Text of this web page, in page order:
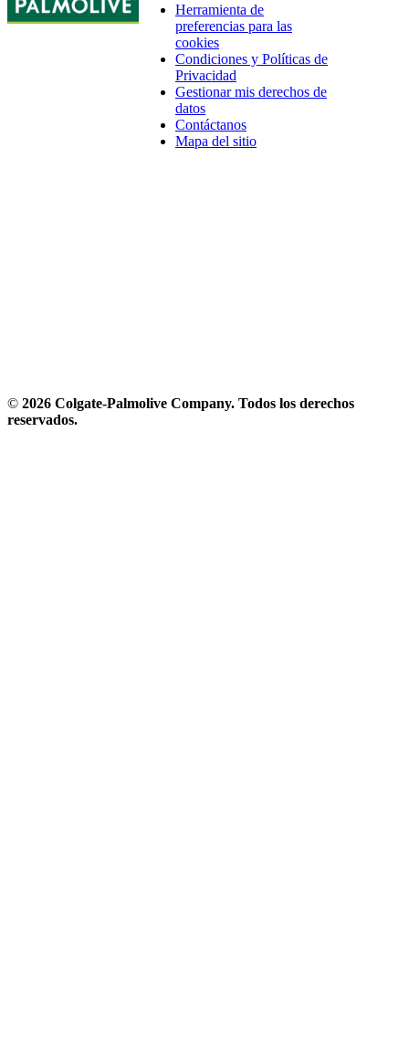
Herramienta de
preferencias para las
cookies
Condiciones y Políticas de
Privacidad
Gestionar mis derechos de
datos
Contáctanos
Mapa del sitio
© 2026 Colgate-Palmolive Company. Todos los derechos
reservados.